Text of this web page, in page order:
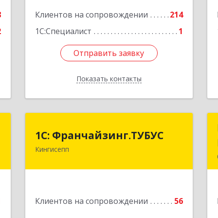
Клиентов на сопровождении
214
1С:Специалист
1
Отправить заявку
Показать контакты
Отправить заявку
Назад
1С: Франчайзинг.ТУБУС
Кингисепп
Клиентов на сопровождении 56
1С: Франчайзинг.ТУБУС